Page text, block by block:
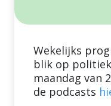
Wekelijks
blik op politiek
maandag van
de podcasts